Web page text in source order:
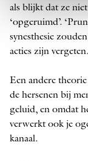
als blijkt dat ze
‘opgeruimd’.
synesthesie
acties zijn vergeten.
Een andere
de hersenen bij
geluid, en omdat
verwerkt ook je
kanaal.